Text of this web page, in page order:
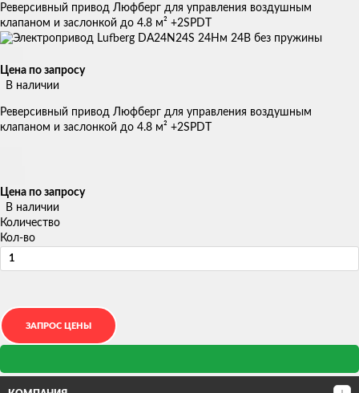
Реверсивный привод Люфберг для управления воздушным
клапаном и заслонкой до 4.8 м² +2SPDT
Цена по запросу
В наличии
Реверсивный привод Люфберг для управления воздушным
клапаном и заслонкой до 4.8 м² +2SPDT
Цена по запросу
В наличии
Количество
Кол-во